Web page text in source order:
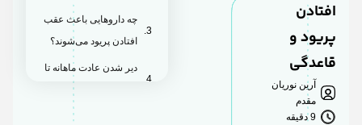
افتادن
پریود و
قاعدگی
آرین نوریان
مقدم
9 دقیقه
چه داروهایی باعث عقب
افتادن پریود می‌شوند؟
دیر شدن عادت ماهانه تا
چند روز طبیعی است؟
تاخیر در پریود چه زمانی